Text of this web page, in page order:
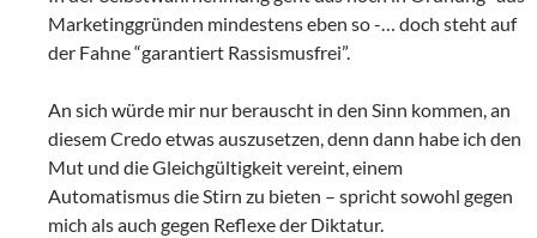
Marketinggründen mindestens eben so -… doch steht auf
der Fahne “garantiert Rassismusfrei”.
An sich würde mir nur berauscht in den Sinn kommen, an
diesem Credo etwas auszusetzen, denn dann habe ich den
Mut und die Gleichgültigkeit vereint, einem
Automatismus die Stirn zu bieten – spricht sowohl gegen
mich als auch gegen Reflexe der Diktatur.